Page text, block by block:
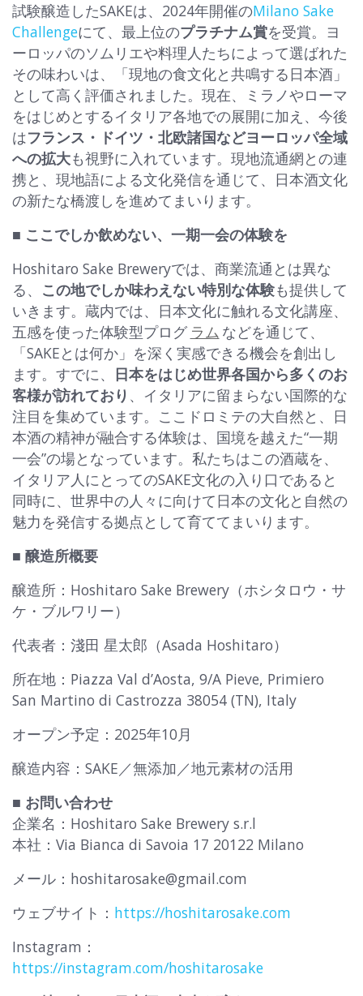
試験醸造したSAKEは、2024年開催のMilano Sake
Challengeにて、最上位のプラチナム賞を受賞。ヨ
ーロッパのソムリエや料理人たちによって選ばれた
その味わいは、「現地の食文化と共鳴する日本酒」
として高く評価されました。現在、ミラノやローマ
をはじめとするイタリア各地での展開に加え、今後
はフランス・ドイツ・北欧諸国などヨーロッパ全域
への拡大も視野に入れています。現地流通網との連
携と、現地語による文化発信を通じて、日本酒文化
の新たな橋渡しを進めてまいります。
■ ここでしか飲めない、一期一会の体験を
Hoshitaro Sake Breweryでは、商業流通とは異な
る、 この地でしか味わえない特別な体験も提供して
いきます。蔵内では、日本文化に触れる文化講座、
五感を使った体験型プログ ラム などを通じて、
「SAKEとは何か」を深く実感できる機会を創出し
ます。すでに、 日本をはじめ世界各国から多くのお
客様が訪れており 、イタリアに留まらない国際的な
注目を集めています。ここドロミテの大自然と、日
本酒の精神が融合する体験は、国境を越えた“一期
一会”の場となっています。私たちはこの酒蔵を、
イタリア人にとってのSAKE文化の入り口であると
同時に、世界中の人々に向けて日本の文化と自然の
魅力を発信する拠点として育ててまいります。
■ 醸造所概要
醸造所：Hoshitaro Sake Brewery（ホシタロウ・サ
ケ・ブルワリー）
代表者：淺田 星太郎（Asada Hoshitaro）
所在地：Piazza Val d’Aosta, 9/A Pieve, Primiero
San Martino di Castrozza 38054 (TN), Italy
オープン予定：2025年10月
醸造内容：SAKE／無添加／地元素材の活用
■ お問い合わせ
企業名：Hoshitaro Sake Brewery s.r.l
本社：Via Bianca di Savoia 17 20122 Milano
メール：hoshitarosake@gmail.com
ウェブサイト： https://hoshitarosake.com
Instagram：
https://instagram.com/hoshitarosake